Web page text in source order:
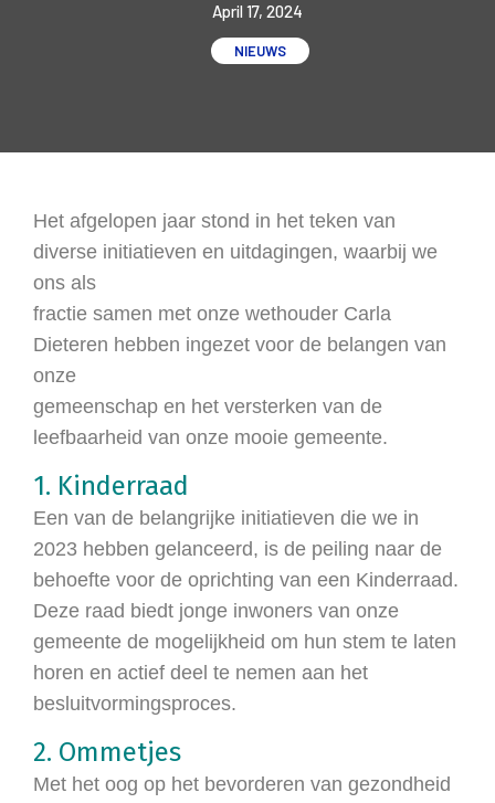
NIEUWS
April 17, 2024
Het afgelopen jaar stond in het teken van
diverse initiatieven en uitdagingen, waarbij we
ons als
fractie samen met onze wethouder Carla
Dieteren hebben ingezet voor de belangen van
onze
gemeenschap en het versterken van de
leefbaarheid van onze mooie gemeente.
1. Kinderraad
Een van de belangrijke initiatieven die we in
2023 hebben gelanceerd, is de peiling naar de
behoefte voor de oprichting van een Kinderraad.
Deze raad biedt jonge inwoners van onze
gemeente de mogelijkheid om hun stem te laten
horen en actief deel te nemen aan het
besluitvormingsproces.
2. Ommetjes
Met het oog op het bevorderen van gezondheid